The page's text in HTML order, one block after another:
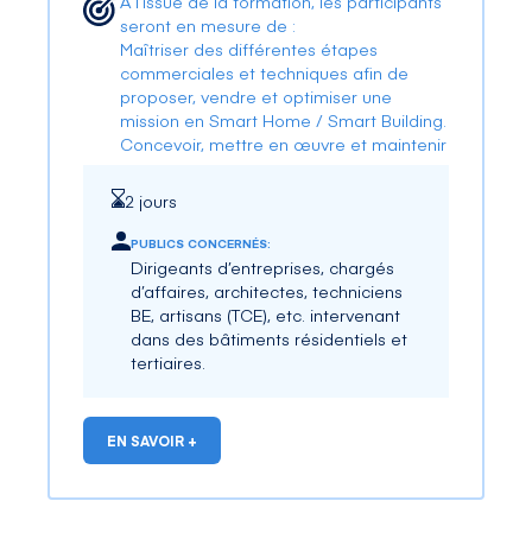
seront en mesure de :
Maîtriser des différentes étapes
commerciales et techniques afin de
proposer, vendre et optimiser une
mission en Smart Home / Smart Building.
Concevoir, mettre en œuvre et maintenir
rénovation) dans le cas d'une maison,
d'un bâtiment collectif ou d'un projet
tertiaire.
Être force de proposition dans un projet
afin de répondre précisément aux
usages demandés.
Connaître les avantages d’un bâtiment
connecté et des services potentiels
2 jours
PUBLICS CONCERNÉS:
Dirigeants d’entreprises, chargés
d’affaires, architectes, techniciens
BE, artisans (TCE), etc. intervenant
dans des bâtiments résidentiels et
tertiaires.
EN SAVOIR +